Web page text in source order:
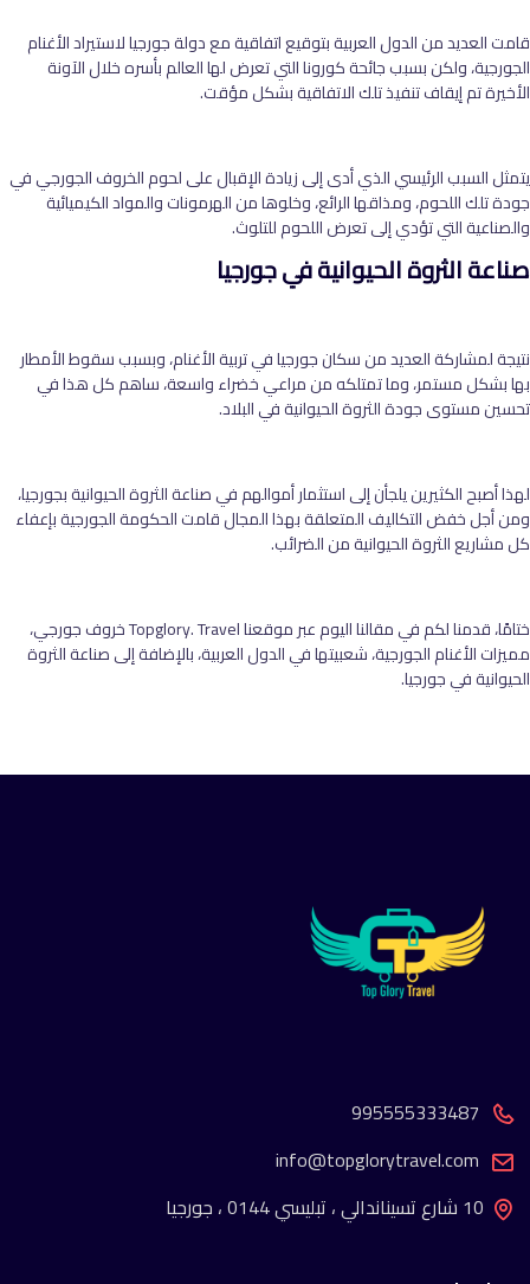
قامت العديد من الدول العربية بتوقيع اتفاقية مع دولة جورجيا لاستيراد الأغنام
الجورجية، ولكن بسبب جائحة كورونا التي تعرض لها العالم بأسره خلال الآونة
الأخيرة تم إيقاف تنفيذ تلك الاتفاقية بشكل مؤقت.
يتمثل السبب الرئيسي الذي أدى إلى زيادة الإقبال على لحوم الخروف الجورجي في
جودة تلك اللحوم، ومذاقها الرائع، وخلوها من الهرمونات والمواد الكيميائية
والصناعية التي تؤدي إلى تعرض اللحوم للتلوث.
صناعة الثروة الحيوانية في جورجيا
نتيجة لمشاركة العديد من سكان جورجيا في تربية الأغنام، وبسبب سقوط الأمطار
بها بشكل مستمر، وما تمتلكه من مراعي خضراء واسعة، ساهم كل هذا في
تحسين مستوى جودة الثروة الحيوانية في البلاد.
لهذا أصبح الكثيرين يلجأن إلى استثمار أموالهم في صناعة الثروة الحيوانية بجورجيا،
ومن أجل خفض التكاليف المتعلقة بهذا المجال قامت الحكومة الجورجية بإعفاء
كل مشاريع الثروة الحيوانية من الضرائب.
ختامًا، قدمنا لكم في مقالنا اليوم عبر موقعنا Topglory. Travel خروف جورجي،
مميزات الأغنام الجورجية، شعبيتها في الدول العربية، بالإضافة إلى صناعة الثروة
الحيوانية في جورجيا.
995555333487
info@topglorytravel.com
10 شارع تسيناندالي ، تبليسي 0144 ، جورجيا